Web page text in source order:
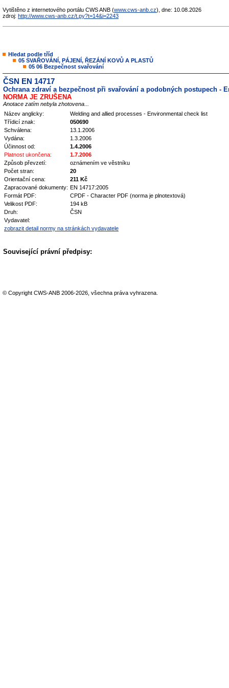
Vytištěno z internetového portálu CWS ANB (www.cws-anb.cz), dne: 10.08.2026
zdroj: http://www.cws-anb.cz/t.py?t=14&i=2243
Hledat podle tříd
05 SVAŘOVÁNÍ, PÁJENÍ, ŘEZÁNÍ KOVŮ A PLASTŮ
05 06 Bezpečnost svařování
ČSN EN 14717
Ochrana zdraví a bezpečnost při svařování a podobných postupech -
NORMA JE ZRUŠENA
Anotace zatím nebyla zhotovena...
Název anglicky:
Welding and allied processes - Environmental check list
Třídicí znak:
050690
Schválena:
13.1.2006
Vydána:
1.3.2006
Účinnost od:
1.4.2006
Platnost ukončena:
1.7.2006
Způsob převzetí:
oznámením ve věstníku
Počet stran:
20
Orientační cena:
211 Kč
Zapracované dokumenty: EN 14717:2005
Formát PDF:
CPDF - Character PDF (norma je plnotextová)
Velikost PDF:
194 kB
Druh:
ČSN
Vydavatel:
zobrazit detail normy na stránkách vydavatele
Související právní předpisy:
© Copyright CWS-ANB 2006-2026, všechna práva vyhrazena.